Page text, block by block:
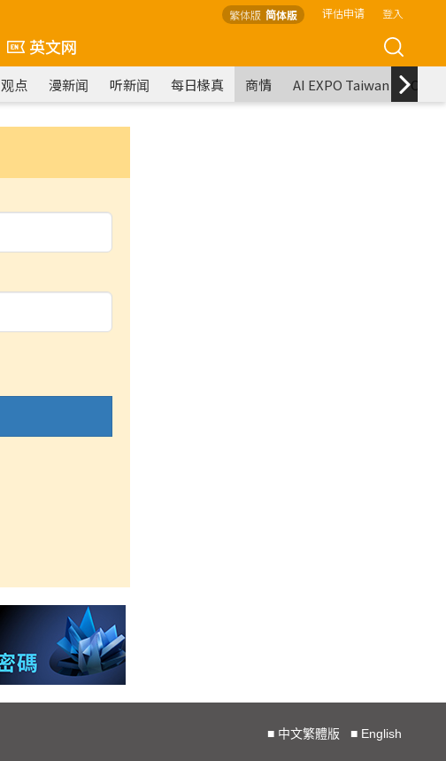
繁体版 简体版 评估申请 登入
英文网
观点 漫新闻 听新闻 每日椽真 商情 AI EXPO Taiwan
■ 中文繁體版 ■ English